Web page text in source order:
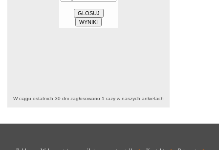
W ciągu ostatnich 30 dni zagłosowano 1 razy w naszych ankietach